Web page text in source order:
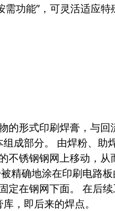
需功能”，可灵活适应特
的形式印刷焊膏，与回
成部分。 由焊粉、助
不锈钢钢网上移动，从
精确地涂在印刷电路
定在钢网下面。 在后
，即后来的焊点。